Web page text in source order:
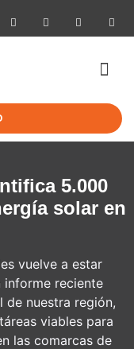
5.000
solar en
vuelve a estar
informe reciente
de nuestra región,
viables para
las comarcas de